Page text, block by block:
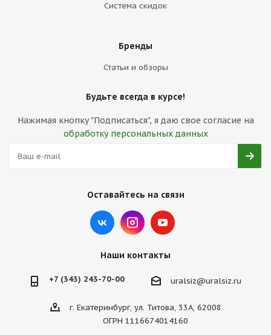
Система скидок
Бренды
Статьи и обзоры
Будьте всегда в курсе!
Нажимая кнопку "Подписаться", я даю свое согласие на
обработку персональных данных
Оставайтесь на связи
Наши контакты
+7 (343) 243-70-00 uralsiz@uralsiz.ru
г. Екатеринбург, ул. Титова, 33А, 62008
ОГРН 1116674014160